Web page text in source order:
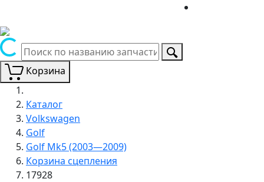
Корзина
Каталог
Volkswagen
Golf
Golf Mk5 (2003—2009)
Корзина сцепления
17928